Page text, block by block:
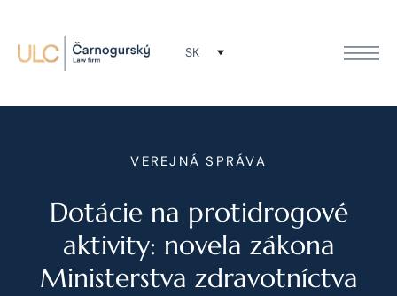
SK
VEREJNÁ SPRÁVA
Dotácie na protidrogové
aktivity: novela zákona
Ministerstva zdravotníctva